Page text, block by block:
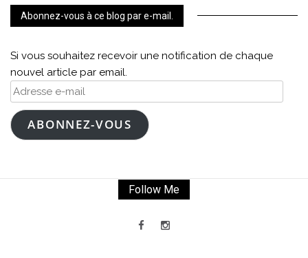
Abonnez-vous à ce blog par e-mail.
Si vous souhaitez recevoir une notification de chaque
nouvel article par email.
Adresse
e-
mailABONNEZ-VOUS
Follow Me